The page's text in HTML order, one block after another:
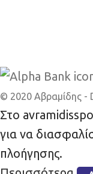
© 2020 Αβραμίδης -
Στο
για να
πλοήγησης.